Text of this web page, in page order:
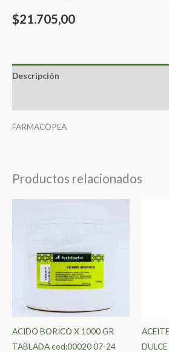
$21.705,00
Descripción
FARMACOPEA
Productos relacionados
ACIDO BORICO X 1000 GR
TABLADA cod:00020 07-24